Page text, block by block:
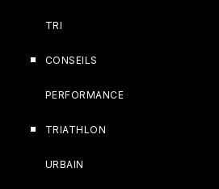
TRI
CONSEILS
PERFORMANCE
TRIATHLON
URBAIN